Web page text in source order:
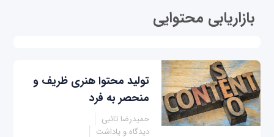
بازاریابی محتوایی
تولید محتوا هنری ظریف و
منحصر به فرد
حمیدرضا تائبی
دیدگاه و یاداشت